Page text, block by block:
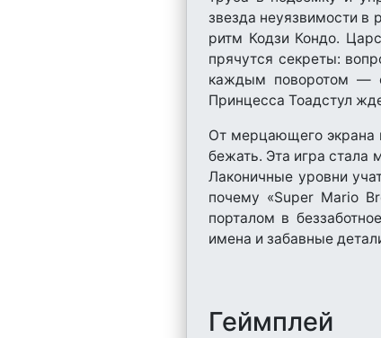
звезда неуязвимости
ритм Кодзи Кондо.
прячутся секреты:
каждым поворотом —
Принцесса Тоадстул
От мерцающего экрана
бежать. Эта игра стала
Лаконичные уровни
почему «Super Mario
порталом в
имена и забавные
Геймплей